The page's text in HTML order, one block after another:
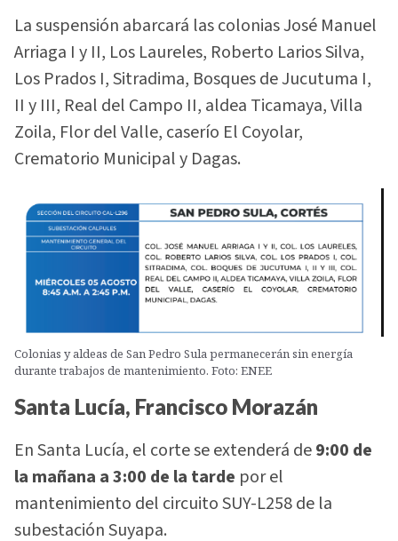
La suspensión abarcará las colonias José Manuel
Arriaga I y II, Los Laureles, Roberto Larios Silva,
Los Prados I, Sitradima, Bosques de Jucutuma I,
II y III, Real del Campo II, aldea Ticamaya, Villa
Zoila, Flor del Valle, caserío El Coyolar,
Crematorio Municipal y Dagas.
Colonias y aldeas de San Pedro Sula permanecerán sin energía
durante trabajos de mantenimiento. Foto: ENEE
Santa Lucía, Francisco Morazán
En Santa Lucía, el corte se extenderá de9:00 de
la mañana a 3:00 de la tarde por el
mantenimiento del circuito SUY-L258 de la
subestación Suyapa.